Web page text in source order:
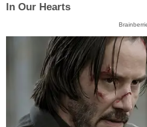
In Our Hearts